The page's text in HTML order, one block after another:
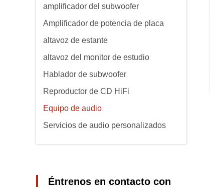
amplificador del subwoofer
Amplificador de potencia de placa
altavoz de estante
altavoz del monitor de estudio
Hablador de subwoofer
Reproductor de CD HiFi
Equipo de audio
Servicios de audio personalizados
Éntrenos en contacto con